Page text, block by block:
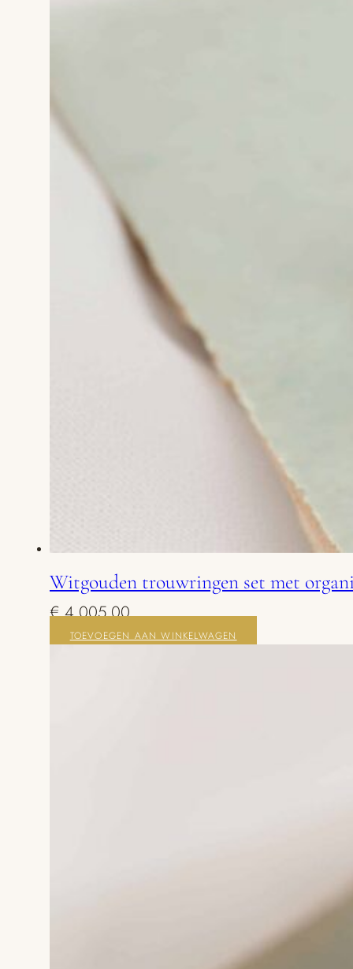
Witgouden trouwringen set met
€4.005,00
TOEVOEGEN AAN WINKELWAGEN